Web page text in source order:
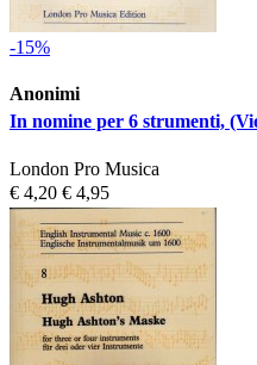
-15%
Anonimi
In nomine per 6 strumenti,
London Pro Musica
€ 4,20 € 4,95